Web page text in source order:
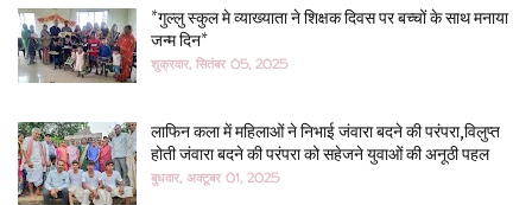
*गुल्लु स्कुल मे व्याख्याता ने शिक्षक दिवस पर बच्चों के साथ मनाया
जन्म दिन*
शुक्रवार, सितंबर 05, 2025
लाफिन कला में महिलाओं ने निभाई जंवारा बदने की परंपरा,विलुप्त
होती जंवारा बदने की परंपरा को सहेजने युवाओं की अनूठी पहल
बुधवार, अक्टूबर 01, 2025